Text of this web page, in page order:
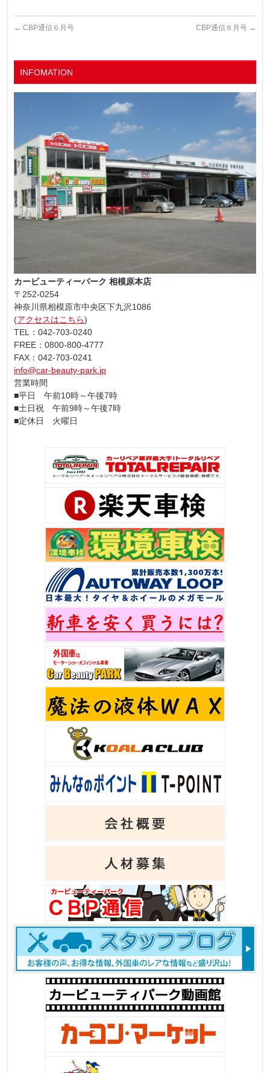
← CBP通信６月号 CBP通信８月号 →
INFOMATION
カービューティーパーク 相模原本店
〒252-0254
神奈川県相模原市中央区下九沢1086
(アクセスはこちら)
TEL：042-703-0240
FREE：0800-800-4777
FAX：042-703-0241
info@car-beauty-park.jp
営業時間
■平日 午前10時～午後7時
■土日祝 午前9時～午後7時
■定休日 火曜日